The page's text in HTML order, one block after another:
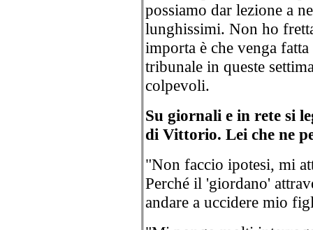
possiamo dar lezione a
lunghissimi. Non ho
importa è che venga
tribunale in queste
colpevoli.
Su giornali e in rete si
di Vittorio. Lei che ne
"Non faccio ipotesi, mi
Perché il 'giordano'
andare a uccidere mio